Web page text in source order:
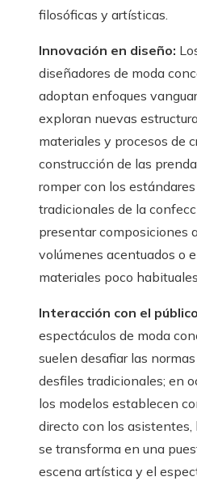
filosóficas y artísticas.
Innovación en diseño:
diseñadores de moda
adoptan enfoques
exploran nuevas
materiales y procesos de
construcción de las
romper con los estándares
tradicionales de la
presentar composiciones
volúmenes acentuados o
materiales poco
Interacción con el
espectáculos de moda
suelen desafiar las
desfiles tradicionales; en
los modelos establecen
directo con los asistentes,
se transforma en una
escena artística y el